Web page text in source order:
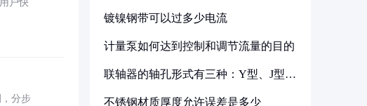
户快
分步
镀镍钢带可以过多少电流
计量泵如何达到控制和调节流量的目的
联轴器的轴孔形式有三种：Y型、J型、
不锈钢材质厚度允许误差是多少